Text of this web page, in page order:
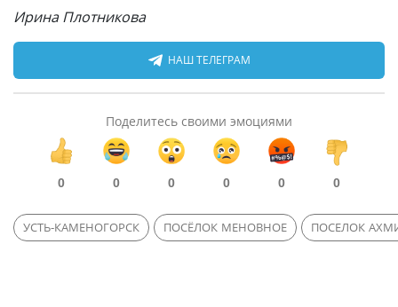
Ирина Плотникова
НАШ ТЕЛЕГРАМ
Поделитесь своими эмоциями
0 0 0 0 0 0
УСТЬ-КАМЕНОГОРСК ПОСЁЛОК МЕНОВНОЕ ПОСЕЛОК